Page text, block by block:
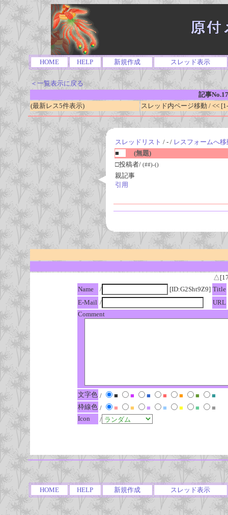
HOME HELP 新規作成 スレッド表示
＜一覧表示に戻る
記事
(最新レス5件表示)
スレッド内ページ移動 / <<
スレッドリスト / - / レスフォームへ移
■
(無題)
□投稿者/ (##)-()
親記事
引用
Name
/ [ID:G2Sht9Z9] Title
E-Mail /
URL
Comment
文字色 / ■ ■ ■ ■ ■ ■
■
枠線色 / ■ ■ ■ ■ ■ ■
■
Icon
/
HOME HELP 新規作成 スレッド表示